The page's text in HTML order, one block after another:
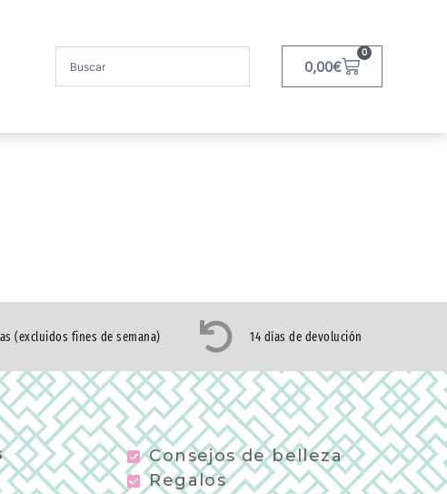
0,00€
0
(excluidos fines de semana) 14 días de devolución
Consejos de belleza
Regalos